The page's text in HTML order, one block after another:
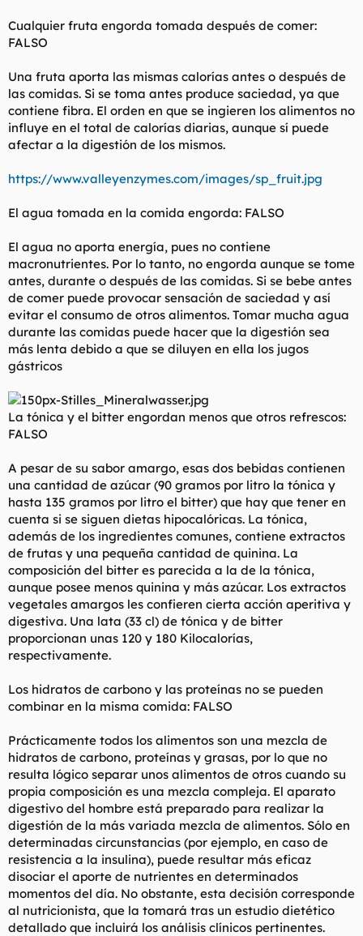
Cualquier fruta engorda tomada después de comer:
FALSO
Una fruta aporta las mismas calorías antes o después de
las comidas. Si se toma antes produce saciedad, ya que
contiene fibra. El orden en que se ingieren los alimentos no
influye en el total de calorías diarias, aunque sí puede
afectar a la digestión de los mismos.
https://www.valleyenzymes.com/images/sp_fruit.jpg
El agua tomada en la comida engorda: FALSO
El agua no aporta energía, pues no contiene
macronutrientes. Por lo tanto, no engorda aunque se tome
antes, durante o después de las comidas. Si se bebe antes
de comer puede provocar sensación de saciedad y así
evitar el consumo de otros alimentos. Tomar mucha agua
durante las comidas puede hacer que la digestión sea
más lenta debido a que se diluyen en ella los jugos
gástricos
La tónica y el bitter engordan menos que otros refrescos:
FALSO
A pesar de su sabor amargo, esas dos bebidas contienen
una cantidad de azúcar (90 gramos por litro la tónica y
hasta 135 gramos por litro el bitter) que hay que tener en
cuenta si se siguen dietas hipocalóricas. La tónica,
además de los ingredientes comunes, contiene extractos
de frutas y una pequeña cantidad de quinina. La
composición del bitter es parecida a la de la tónica,
aunque posee menos quinina y más azúcar. Los extractos
vegetales amargos les confieren cierta acción aperitiva y
digestiva. Una lata (33 cl) de tónica y de bitter
proporcionan unas 120 y 180 Kilocalorías,
respectivamente.
Los hidratos de carbono y las proteínas no se pueden
combinar en la misma comida: FALSO
Prácticamente todos los alimentos son una mezcla de
hidratos de carbono, proteínas y grasas, por lo que no
resulta lógico separar unos alimentos de otros cuando su
propia composición es una mezcla compleja. El aparato
digestivo del hombre está preparado para realizar la
digestión de la más variada mezcla de alimentos. Sólo en
determinadas circunstancias (por ejemplo, en caso de
resistencia a la insulina), puede resultar más eficaz
disociar el aporte de nutrientes en determinados
momentos del día. No obstante, esta decisión corresponde
al nutricionista, que la tomará tras un estudio dietético
detallado que incluirá los análisis clínicos pertinentes.